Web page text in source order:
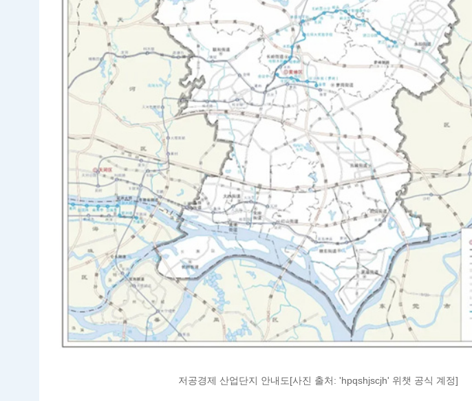
저공경제 산업단지 안내도[사진 출처: 'hpqshjscjh' 위챗 공식 계정]